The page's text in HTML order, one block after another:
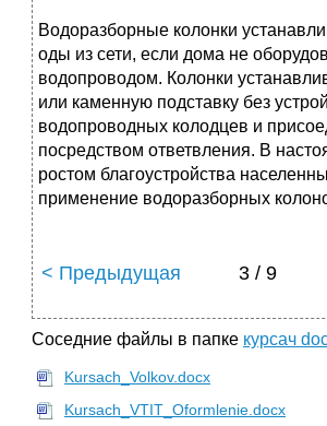
Водоразборные колонки
оды из сети, если дома не
водопроводом. Колонки
или каменную подставку без
водопроводных колодцев и
посредством ответвления. В
ростом благоустройства
применение водоразборных
< Предыдущая 3 / 9
Соседние файлы в папке курсач
Kursach_Volkov.docx
Kursach_VTIT_Oformlenie.docx